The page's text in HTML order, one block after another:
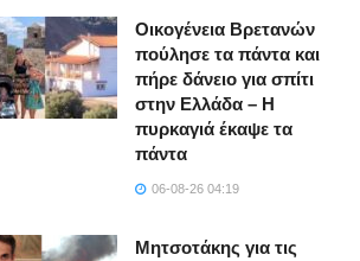
Οικογένεια Βρετανών
πούλησε τα πάντα και
πήρε δάνειο για σπίτι
στην Ελλάδα – Η
πυρκαγιά έκαψε τα
πάντα
06-08-26 04:19
Μητσοτάκης για τις